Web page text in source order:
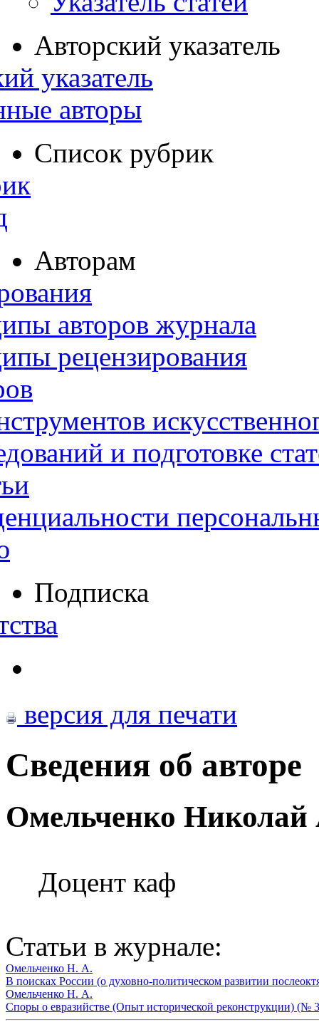
Авторский указатель
указатель
авторы
Список рубрик
Авторам
авторов журнала
рецензирования
и подготовке
Подписка
версия для печати
Сведения об авторе
Омельченко Николай
Доцент каф
Статьи в журнале:
Омельченко Н. А.
В поисках России (о духовно-политическом развитии
Омельченко Н. А.
Споры о евразийстве (Опыт исторической реконструкции) (№